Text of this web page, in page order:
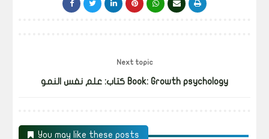
Next topic
كتاب: علم نفس النمو Book: Growth psychology
You may like these posts